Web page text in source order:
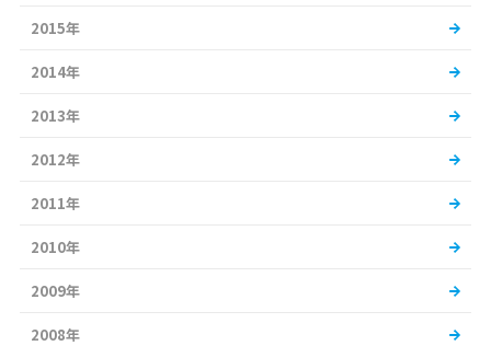
2015年
2014年
2013年
2012年
2011年
2010年
2009年
2008年